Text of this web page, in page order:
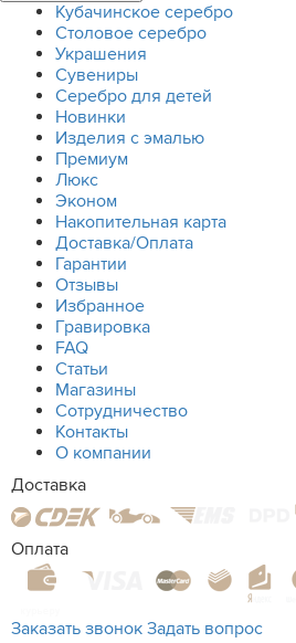
Кубачинское серебро
Столовое серебро
Украшения
Сувениры
Серебро для детей
Новинки
Изделия с эмалью
Премиум
Люкс
Эконом
Накопительная карта
Доставка/Оплата
Гарантии
Отзывы
Избранное
Гравировка
FAQ
Статьи
Магазины
Сотрудничество
Контакты
О компании
Доставка
Оплата
Заказать звонок Задать вопрос